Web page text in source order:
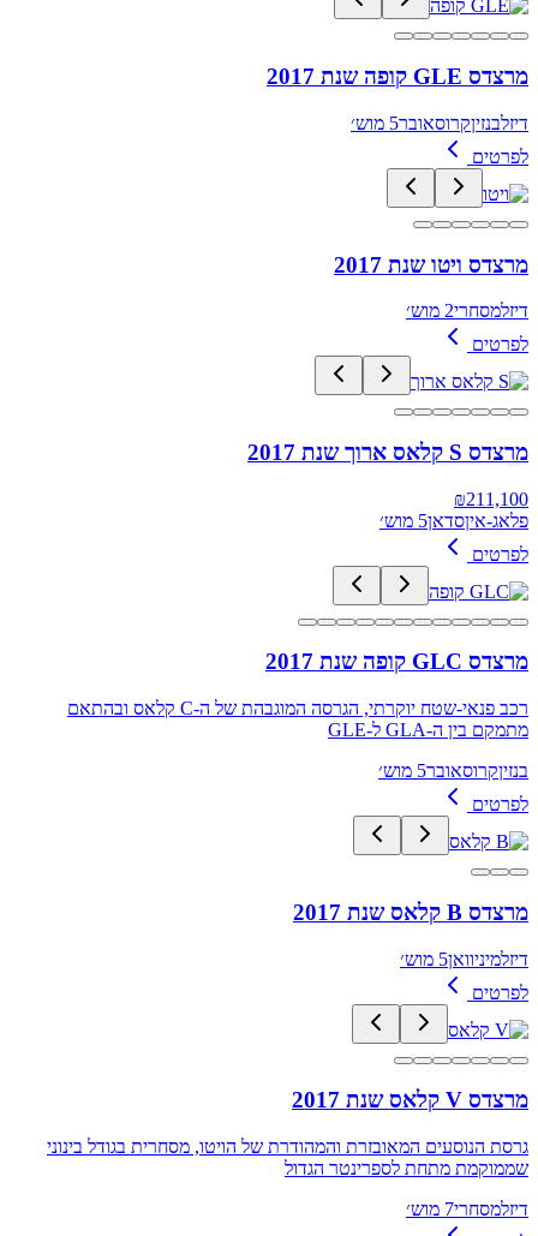
מרצדס GLE קופה שנת 2017
דיזלבנזיןקרוסאובר5 מוש׳
לפרטים
מרצדס ויטו שנת 2017
דיזלמסחרי2 מוש׳
לפרטים
מרצדס S קלאס ארוך שנת 2017
₪211,100
פלאג-איןסדאן5 מוש׳
לפרטים
מרצדס GLC קופה שנת 2017
רכב פנאי-שטח יוקרתי, הגרסה המוגבהת של ה-C קלאס ובהתאם
מתמקם בין ה-GLA ל-GLE
בנזיןקרוסאובר5 מוש׳
לפרטים
מרצדס B קלאס שנת 2017
דיזלמיניוואן5 מוש׳
לפרטים
מרצדס V קלאס שנת 2017
גרסת הנוסעים המאובזרת והמהודרת של הויטו, מסחרית בגודל בינוני
שממוקמת מתחת לספרינטר הגדול
דיזלמסחרי7 מוש׳